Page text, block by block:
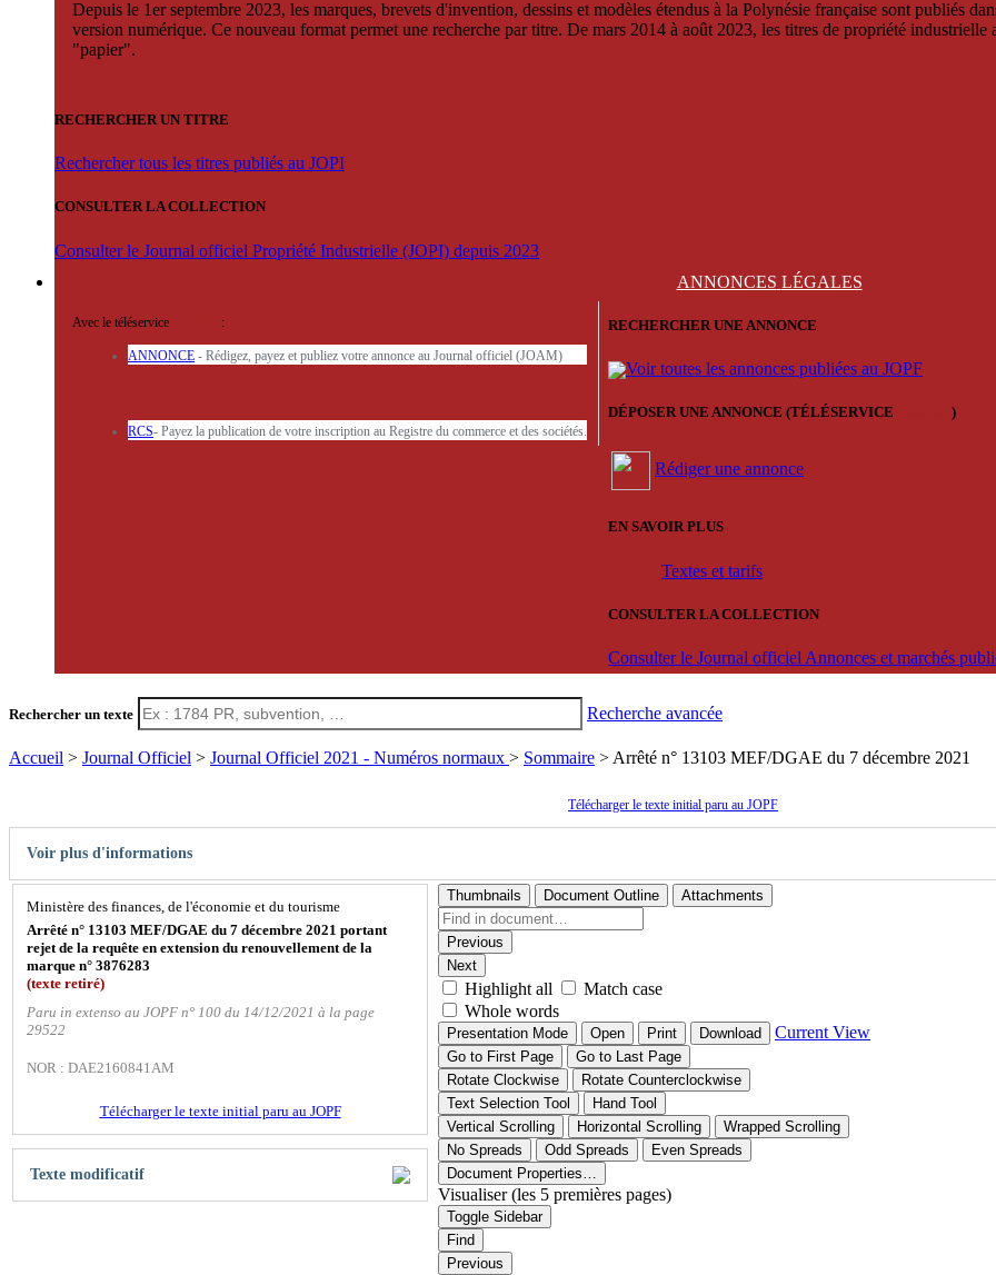
Depuis le 1er septembre 2023, les marques, brevets d'invention, dessins et modèles étendus à la Polynésie française sont publiés
version numérique. Ce nouveau format permet une recherche par titre. De mars 2014 à août 2023, les titres de propriété
"papier".
RECHERCHER UN TITRE
Rechercher tous les titres publiés au JOPI
CONSULTER LA COLLECTION
Consulter le Journal officiel Propriété Industrielle (JOPI) depuis 2023
ANNONCES LÉGALES
Avec le téléservice :
ANNONCE - Rédigez, payez et publiez votre annonce au Journal officiel (JOAM)
RCS- Payez la publication de votre inscription au Registre du commerce et des sociétés.
RECHERCHER UNE ANNONCE
Voir toutes les annonces publiées au JOPF
DÉPOSER UNE ANNONCE (TÉLÉSERVICE )
Rédiger une annonce
EN SAVOIR PLUS
Textes et tarifs
CONSULTER LA COLLECTION
Consulter le Journal officiel Annonces et marchés
Rechercher un texte Recherche avancée
Accueil > Journal Officiel > Journal Officiel 2021 - Numéros normaux > Sommaire > Arrêté n° 13103 MEF/DGAE du 7 décembre 2021
Télécharger le texte initial paru au JOPF
Voir plus d'informations
Ministère des finances, de l'économie et du tourisme
Arrêté n° 13103 MEF/DGAE du 7 décembre 2021 portant
rejet de la requête en extension du renouvellement de la
marque n° 3876283
(texte retiré)
Paru in extenso au JOPF n° 100 du 14/12/2021 à la page
29522
NOR : DAE2160841AM
Télécharger le texte initial paru au JOPF
Texte modificatif
Thumbnails Document Outline Attachments
Previous
Next
Highlight all
Match case
Whole words
Presentation Mode Open Print Download Current View
Go to First Page
Go to Last Page
Rotate Clockwise
Rotate Counterclockwise
Text Selection Tool
Hand Tool
Vertical Scrolling
Horizontal Scrolling
Wrapped Scrolling
No Spreads
Odd Spreads
Even Spreads
Document Properties…
Visualiser (les 5 premières pages)
Toggle Sidebar
Find
Previous